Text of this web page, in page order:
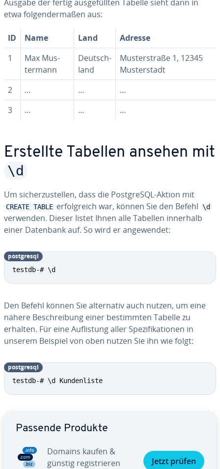
Ausgabe der fertig aus­ge­füll­ten Tabelle sieht dann in
etwa fol­gen­der­ma­ßen aus:
ID Name Land
Adresse
1
Max Mus­
ter­mann
Deutsch­
land
Mus­ter­stra­ße 1, 12345
Mus­ter­stadt
2
… …
…
3
… … …
Erstellte Tabellen ansehen mit
\d
Um si­cher­zu­stel­len, dass die Post­greS­QL-Aktion mit
CREATE TABLE er­folg­reich war, können Sie den Befehl \d
verwenden. Dieser listet Ihnen alle Tabellen innerhalb
einer Datenbank auf. So wird er an­ge­wen­det:
testdb-# \d
post­gres­ql
Den Befehl können Sie al­ter­na­tiv auch nutzen, um eine
nähere Be­schrei­bung einer be­stimm­ten Tabelle zu
erhalten. Für eine Auf­lis­tung aller Spe­zi­fi­ka­tio­nen in
unserem Beispiel von oben nutzen Sie ihn wie folgt:
testdb-# \d Kundenliste
post­gres­ql
Passende Produkte
Domains kaufen &
günstig re­gis­trie­ren
Jetzt prüfen